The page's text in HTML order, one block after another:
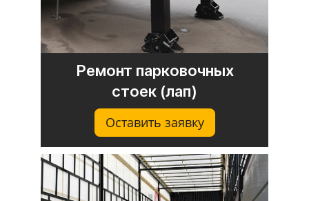
Ремонт парковочных
стоек (лап)
Оставить заявку